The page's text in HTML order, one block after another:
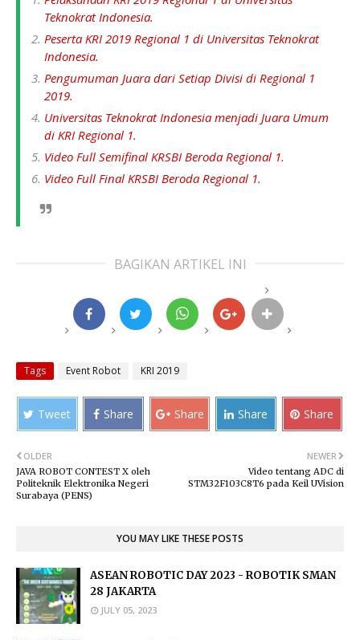
Teknokrat Indonesia.
Peserta KRI 2019 Regional 1 di Universitas Teknokrat
Indonesia.
Pengumuman Juara dari Setiap Divisi di Regional 1
2019.
Universitas Teknokrat Indonesia menjadi Juara Umum
di KRI Regional 1.
Video Full Semifinal KRSBI Beroda Regional 1.
Video Full Final KRSBI Beroda Regional 1.
BAGIKAN ARTIKEL INI
Tags Event Robot KRI 2019
Tweet Share Share Share Share
NEWER
Video tentang ADC di
STM32F103C8T6 pada Keil UVision
OLDER
JAVA ROBOT CONTEST X oleh
Politeknik Elektronika Negeri
Surabaya (PENS)
YOU MAY LIKE THESE POSTS
ASEAN ROBOTIC DAY 2023 - ROBOTIK SMAN
28 JAKARTA
JULY 05, 2023